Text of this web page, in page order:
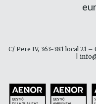
C/ Pere IV, 363-381 local 21
|